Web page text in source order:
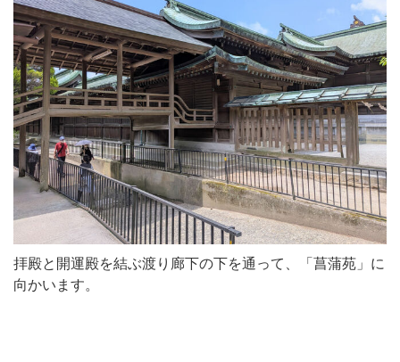
拝殿と開運殿を結ぶ渡り廊下の下を通って、「菖蒲苑」に
向かいます。